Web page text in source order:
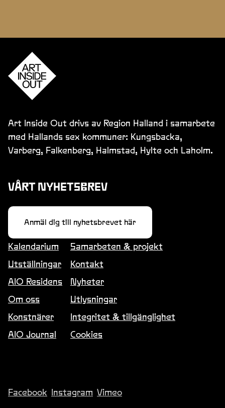
Art Inside Out drivs av Region Halland i samarbete
med Hallands sex kommuner: Kungsbacka,
Varberg, Falkenberg, Halmstad, Hylte och Laholm.
VÅRT NYHETSBREV
Anmäl dig till nyhetsbrevet här
Kalendarium
Utställningar
AIO Residens
Om oss
Konstnärer
AIO Journal
Samarbeten & projekt
Kontakt
Nyheter
Utlysningar
Integritet & tillgänglighet
Cookies
Facebook Instagram Vimeo